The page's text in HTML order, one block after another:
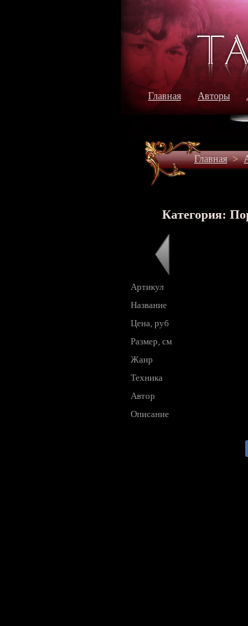
Главная Авторы
Главная>
Категория:
Артикул
Название
Цена, руб
Размер, см
Жанр
Техника
Автор
Описание